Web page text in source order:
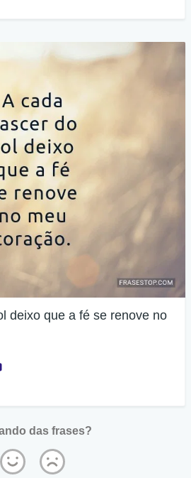
deixo que a fé se renove no
das frases?